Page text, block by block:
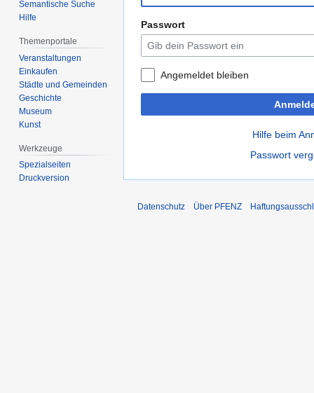
springen
springen
Passwort
Angemeldet bleiben
Hilfe beim
Passwort
Semantische Suche
Hilfe
Themenportale
Veranstaltungen
Einkaufen
Städte und Gemeinden
Geschichte
Museum
Kunst
Werkzeuge
Spezialseiten
Druckversion
Datenschutz Über PFENZ